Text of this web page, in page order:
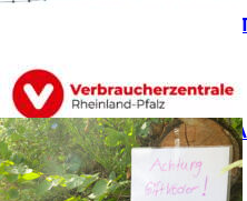
FB News
FB News
NEUES
GIFTIGE